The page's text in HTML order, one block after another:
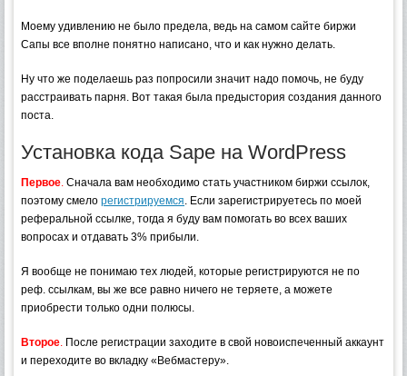
Моему удивлению не было предела, ведь на самом сайте биржи
Сапы все вполне понятно написано, что и как нужно делать.
Ну что же поделаешь раз попросили значит надо помочь, не буду
расстраивать парня. Вот такая была предыстория создания данного
поста.
Установка кода Sape на WordPress
Первое Сначала вам необходимо стать участником биржи ссылок,
поэтому смело регистрируемся . Если зарегистрируетесь по моей
реферальной ссылке, тогда я буду вам помогать во всех ваших
вопросах и отдавать 3% прибыли.
Я вообще не понимаю тех людей, которые регистрируются не по
реф. ссылкам, вы же все равно ничего не теряете, а можете
приобрести только одни полюсы.
Второе После регистрации заходите в свой новоиспеченный аккаунт
и переходите во вкладку «Вебмастеру».